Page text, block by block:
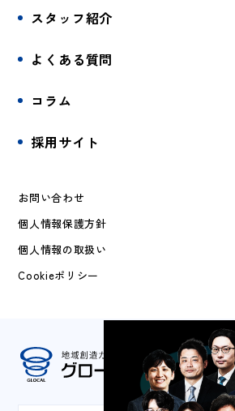
スタッフ紹介
よくある質問
コラム
採用サイト
お問い合わせ
個人情報保護方針
個人情報の取扱い
Cookieポリシー